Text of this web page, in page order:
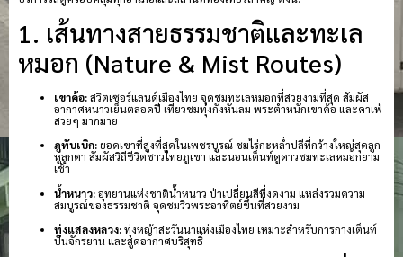
1. เส้นทางสายธรรมชาติและทะเล
หมอก (Nature & Mist Routes)
เขาค้อ:สวิตเซอร์แลนด์เมืองไทย จุดชมทะเลหมอกที่สวยงามที่สุด สัมผัส
อากาศหนาวเย็นตลอดปี เที่ยวชมทุ่งกังหันลม พระตำหนักเขาค้อ และคาเฟ่
สวยๆ มากมาย
ภูทับเบิก: ยอดเขาที่สูงที่สุดในเพชรบูรณ์ ชมไร่กะหล่ำปลีที่กว้างใหญ่สุดลูก
หูลูกตา สัมผัสวิถีชีวิตชาวไทยภูเขา และนอนเต็นท์ดูดาวชมทะเลหมอกยาม
เช้า
น้ำหนาว:อุทยานแห่งชาติน้ำหนาว ป่าเปลี่ยนสีที่งดงาม แหล่งรวมความ
สมบูรณ์ของธรรมชาติ จุดชมวิวพระอาทิตย์ขึ้นที่สวยงาม
ทุ่งแสลงหลวง:ทุ่งหญ้าสะวันนาแห่งเมืองไทย เหมาะสำหรับการกางเต็นท์
ปั่นจักรยาน และสูดอากาศบริสุทธิ์